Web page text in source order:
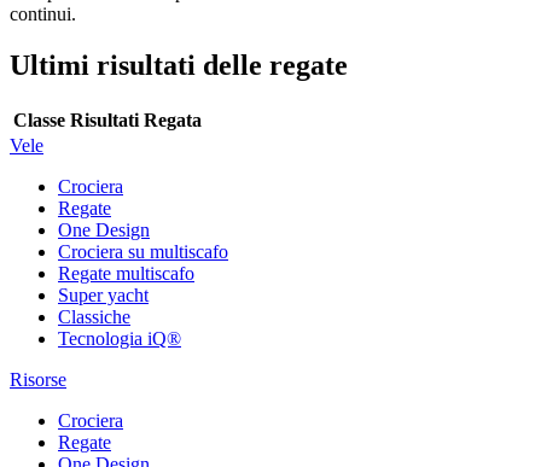
continui.
Ultimi risultati delle regate
Classe Risultati Regata
Vele
Crociera
Regate
One Design
Crociera su multiscafo
Regate multiscafo
Super yacht
Classiche
Tecnologia iQ®
Risorse
Crociera
Regate